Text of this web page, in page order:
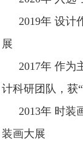
2019年 设计
展
2017年 作为
计科研团队，获
2013年 时装
装画大展